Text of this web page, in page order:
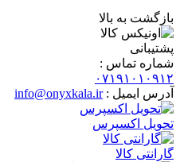
بازگشت به بالا
پشتیبانی
شماره تماس :
۰۷۱۹۱۰۱۰۹۱۲
آدرس ایمیل : info@onyxkala.ir
تحویل اکسپرس
گارانتی کالا